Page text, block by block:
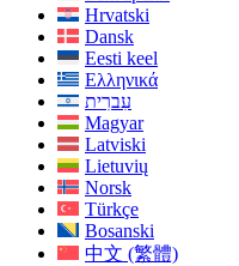
Hrvatski
Dansk
Eesti keel
Ελληνικά
עִברִית
Magyar
Latviski
Lietuvių
Norsk
Türkçe
Bosanski
中文 (繁體)